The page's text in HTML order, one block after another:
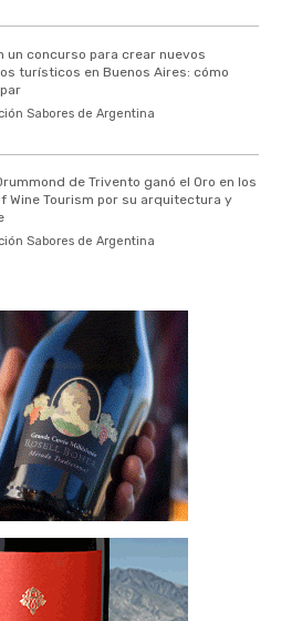
un concurso para crear nuevos
turísticos en Buenos Aires: cómo
Sabores de Argentina
de Trivento ganó el Oro en los
Wine Tourism por su arquitectura y
Sabores de Argentina